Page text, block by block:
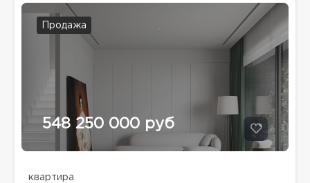
Продажа
548 250 000 руб
квартира